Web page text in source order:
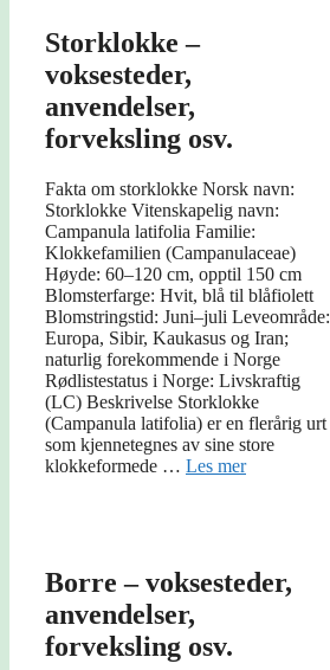
Storklokke –
voksesteder,
anvendelser,
forveksling osv.
Fakta om storklokke Norsk navn:
Storklokke Vitenskapelig navn:
Campanula latifolia Familie:
Klokkefamilien (Campanulaceae)
Høyde: 60–120 cm, opptil 150 cm
Blomsterfarge: Hvit, blå til blåfiolett
Blomstringstid: Juni–juli Leveområde:
Europa, Sibir, Kaukasus og Iran;
naturlig forekommende i Norge
Rødlistestatus i Norge: Livskraftig
(LC) Beskrivelse Storklokke
(Campanula latifolia) er en flerårig urt
som kjennetegnes av sine store
klokkeformede … Les mer
Borre – voksesteder,
anvendelser,
forveksling osv.